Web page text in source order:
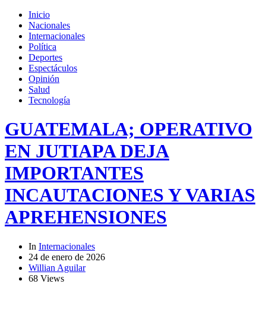
Inicio
Nacionales
Internacionales
Política
Deportes
Espectáculos
Opinión
Salud
Tecnología
GUATEMALA; OPERATIVO
EN JUTIAPA DEJA
IMPORTANTES
INCAUTACIONES Y VARIAS
APREHENSIONES
In Internacionales
24 de enero de 2026
Willian Aguilar
68 Views